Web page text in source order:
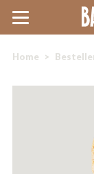
Home >